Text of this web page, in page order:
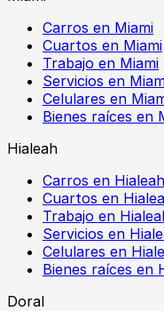
Carros en Miami
Cuartos en Miami
Trabajo en Miami
Servicios en
Celulares en
Bienes raíces en
Hialeah
Carros en Hialeah
Cuartos en
Trabajo en
Servicios en
Celulares en
Bienes raíces en
Doral